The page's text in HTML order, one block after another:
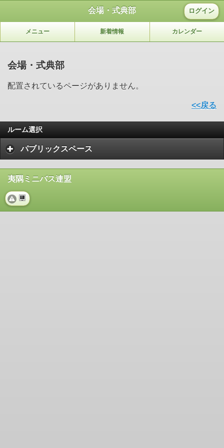
会場・式典部 ログイン
メニュー 新着情報 カレンダー
会場・式典部
配置されているページがありません。
<<戻る
ルーム選択
パブリックスペース
夷隅ミニバス連盟